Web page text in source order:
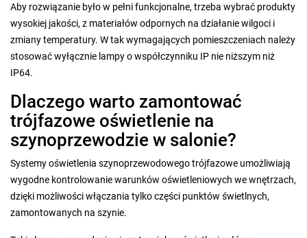
Aby rozwiązanie było w pełni funkcjonalne, trzeba wybrać produkty
wysokiej jakości, z materiałów odpornych na działanie wilgoci i
zmiany temperatury. W tak wymagających pomieszczeniach należy
stosować wyłącznie lampy o współczynniku IP nie niższym niż
IP64.
Dlaczego warto zamontować
trójfazowe oświetlenie na
szynoprzewodzie w salonie?
Systemy oświetlenia szynoprzewodowego trójfazowe umożliwiają
wygodne kontrolowanie warunków oświetleniowych we wnętrzach,
dzięki możliwości włączania tylko części punktów świetlnych,
zamontowanych na szynie.